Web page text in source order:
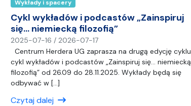
A
n
Wykłady i spacery
Cykl wykładów i podcastów „Zainspiruj
się… niemiecką filozofią”
2025-07-16 / 2026-07-17
a
p
Centrum Herdera UG zaprasza na drugą edycję cyklu
cykl wykładów i podcastów „Zainspiruj się… niemiecką
filozofią” od 26.09 do 28.11.2025. Wykłady będą się
odbywać w […]
Czytaj dalej